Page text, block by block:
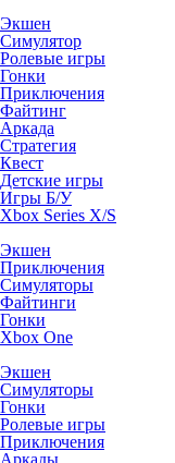
Экшен
Симулятор
Ролевые игры
Гонки
Приключения
Файтинг
Аркада
Стратегия
Квест
Детские игры
Игры Б/У
Xbox Series X/S
Экшен
Приключения
Симуляторы
Файтинги
Гонки
Xbox One
Экшен
Симуляторы
Гонки
Ролевые игры
Приключения
Аркады